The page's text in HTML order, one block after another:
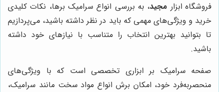
فروشگاه ابزار مجید، به بررسی انواع سرامیک برها، نکات کلیدی
خرید و ویژگی‌های مهمی که باید در نظر داشته باشید، می‌پردازیم
تا بتوانید بهترین انتخاب را متناسب با نیازهای خود داشته
باشید.
صفحه سرامیک بر ابزاری تخصصی است که با ویژگی‌های
منحصربه‌فرد خود، امکان برش انواع مواد سخت مانند سرامیک،